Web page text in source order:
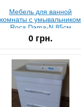
Мебель для ванной
комнаты с умывальником
Roca Dama-N 85см
A327781000 Белая
0 грн.